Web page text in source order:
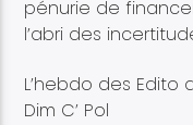
pénurie de
l’abri des
L’hebdo des Edito
Dim C’ Pol